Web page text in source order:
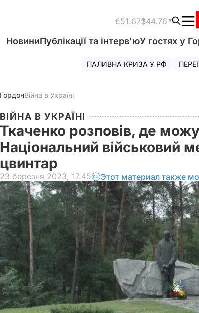
€51.67$44.76
НовиниПублікації та інтерв'юУ гостях у
ПАЛИВНА КРИЗА У РФ
ГордонВійна в Україні
ВІЙНА В УКРАЇНІ
Ткаченко розповів, де
Національний військовий
цвинтар
23 березня 2023, 17.45 Этот материал также